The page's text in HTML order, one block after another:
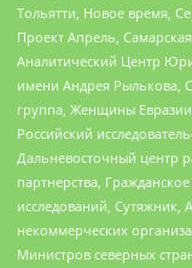
Тольятти, Новое время,
Проект Апрель,
Аналитический Центр
имени Андрея Рылькова,
группа, Женщины
Российский
Дальневосточный центр
партнерства,
исследований,
некоммерческих
Министров северных